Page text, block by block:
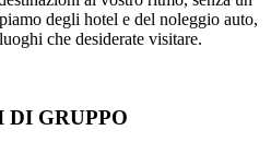
degli hotel e del noleggio auto,
che desiderate visitare.
DI GRUPPO